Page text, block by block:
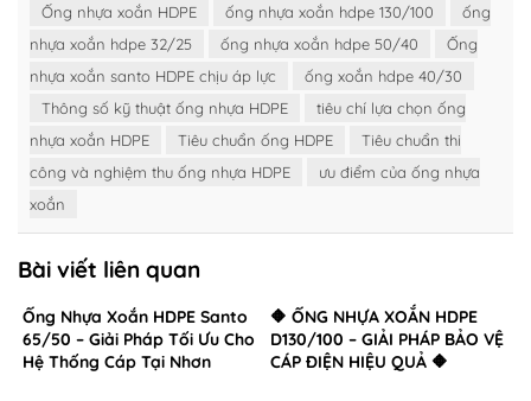
Ống nhựa xoắn HDPE
ống nhựa xoắn hdpe 130/100
ống
nhựa xoắn hdpe 32/25
ống nhựa xoắn hdpe 50/40
Ống
nhựa xoắn santo HDPE chịu áp lực
ống xoắn hdpe 40/30
Thông số kỹ thuật ống nhựa HDPE
tiêu chí lựa chọn ống
nhựa xoắn HDPE
Tiêu chuẩn ống HDPE
Tiêu chuẩn thi
công và nghiệm thu ống nhựa HDPE
ưu điểm của ống nhựa
xoắn
Bài viết liên quan
Ống Nhựa Xoắn HDPE Santo
65/50 – Giải Pháp Tối Ưu Cho
Hệ Thống Cáp Tại Nhơn
🔶 ỐNG NHỰA XOẮN HDPE
D130/100 – GIẢI PHÁP BẢO VỆ
CÁP ĐIỆN HIỆU QUẢ 🔶